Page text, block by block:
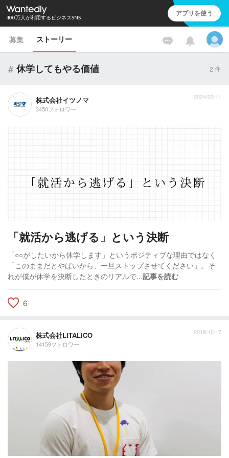
400万人が利用するビジネスSNS アプリを使う
募集 ストーリー
# 休学してもやる価値 2 件
株式会社イツノマ
3450フォロワー
2024/02/11
「就活から逃げる」という決断
「○○がしたいから休学します」というポジティブな理由ではなく
「このままだとやばいから、一旦ストップさせてください」。そ
れが僕が休学を決断したときのリアルで...記事を読む
6
株式会社LITALICO
14159フォロワー
2019/10/17